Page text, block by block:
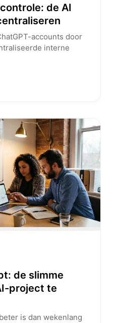
de AI
accounts door
interne
de slimme
project te
is dan wekenlang